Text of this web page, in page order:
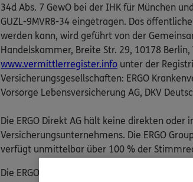
34d Abs. 7 GewO bei der IHK für München
GUZL-9MVR8-34 eingetragen. Das
werden kann, wird geführt von der
Handelskammer, Breite Str. 29, 10178
www.vermittlerregister.info unter der
Versicherungsgesellschaften: ERGO
Vorsorge Lebensversicherung AG, DKV
Die ERGO Direkt AG hält keine direkten
Versicherungsunternehmens. Die ERGO
verfügt unmittelbar über 100 % der
Die ERGO Direkt AG nimmt verpflichtend